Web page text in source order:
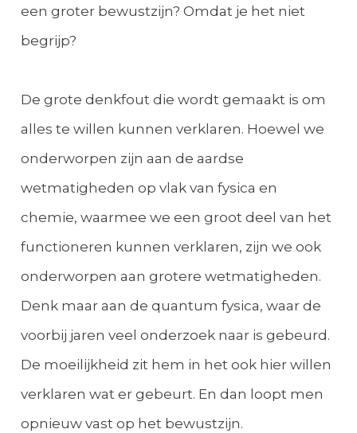
een groter bewustzijn? Omdat je het niet
begrijp?
De grote denkfout die wordt gemaakt is om
alles te willen kunnen verklaren. Hoewel we
onderworpen zijn aan de aardse
wetmatigheden op vlak van fysica en
chemie, waarmee we een groot deel van het
functioneren kunnen verklaren, zijn we ook
onderworpen aan grotere wetmatigheden.
Denk maar aan de quantum fysica, waar de
voorbij jaren veel onderzoek naar is gebeurd.
De moeilijkheid zit hem in het ook hier willen
verklaren wat er gebeurt. En dan loopt men
opnieuw vast op het bewustzijn.